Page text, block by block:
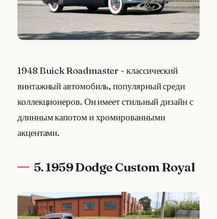
1948 Buick Roadmaster - классический
винтажный автомобиль, популярный среди
коллекционеров. Он имеет стильный дизайн с
длинным капотом и хромированными
акцентами.
5. 1959 Dodge Custom Royal